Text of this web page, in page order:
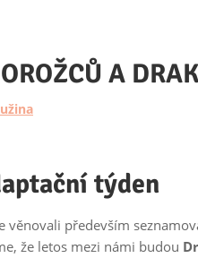
A
týden
věnovali především
že letos mezi námi budou